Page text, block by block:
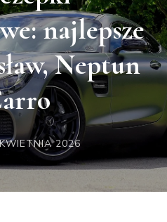
najlepsze
Neptun
2026